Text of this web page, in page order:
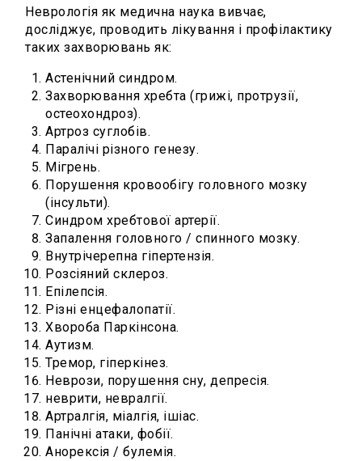
Неврологія як медична наука вивчає,
досліджує, проводить лікування і профілактику
таких захворювань як:
Астенічний синдром.
Захворювання хребта (грижі, протрузії,
остеохондроз).
Артроз суглобів.
Паралічі різного генезу.
Мігрень.
Порушення кровообігу головного мозку
(інсульти).
Синдром хребтової артерії.
Запалення головного / спинного мозку.
Внутрічерепна гіпертензія.
Розсіяний склероз.
Епілепсія.
Різні енцефалопатії.
Хвороба Паркінсона.
Аутизм.
Тремор, гіперкінез.
Неврози, порушення сну, депресія.
неврити, невралгії.
Артралгія, міалгія, ішіас.
Панічні атаки, фобії.
Анорексія / булемія.